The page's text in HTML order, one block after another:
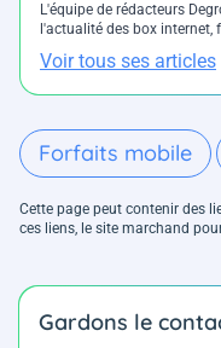
L'équipe de rédacteurs
l'actualité des box
Voir tous ses articles
Forfaits mobile
Cette page peut contenir des
ces liens, le site marchand
Gardons le